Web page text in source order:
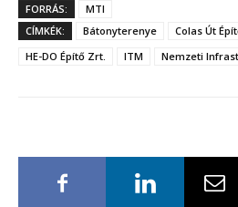
FORRÁS:
MTI
CÍMKÉK:
Bátonyterenye
Colas Út
HE-DO Építő Zrt.
ITM Nemzeti